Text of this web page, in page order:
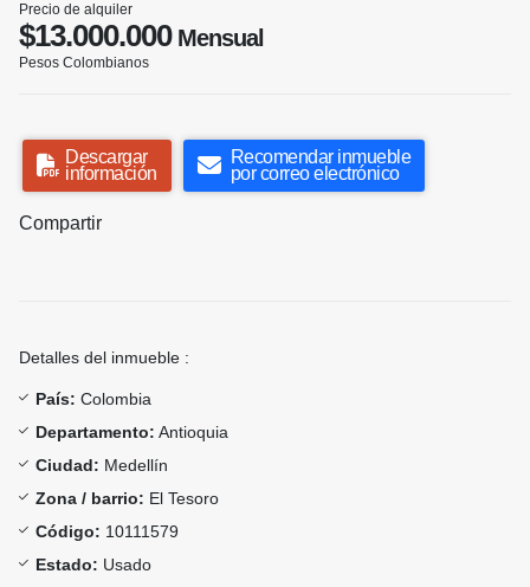
Precio de alquiler
$13.000.000Mensual
Pesos Colombianos
Descargar
información
Recomendar inmueble
por correo electrónico
Compartir
Detalles del inmueble :
País: Colombia
Departamento: Antioquia
Ciudad: Medellín
Zona / barrio: El Tesoro
Código: 10111579
Estado: Usado